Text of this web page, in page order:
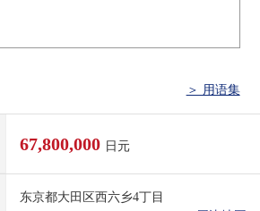
＞ 用语集
67,800,000 日元
东京都大田区西六乡4丁目